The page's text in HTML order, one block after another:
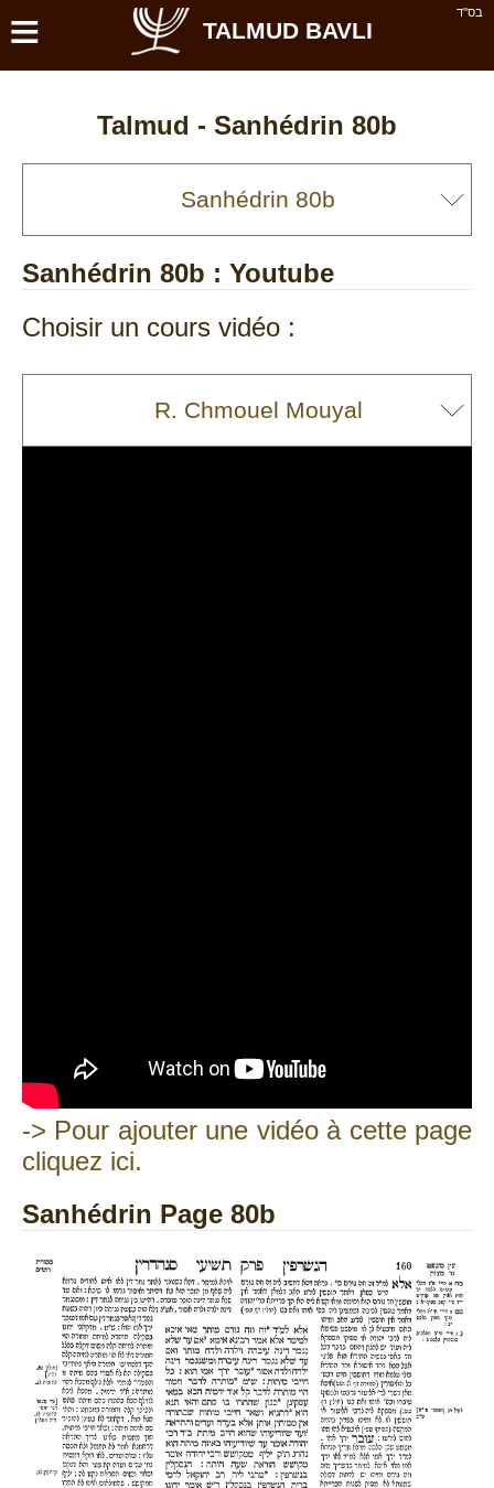
בס''ד ≡ TALMUD BAVLI
Talmud - Sanhédrin 80b
Sanhédrin 80b : Youtube
Choisir un cours vidéo :
-> Pour ajouter une vidéo à cette page
cliquez ici.
Sanhédrin Page 80b